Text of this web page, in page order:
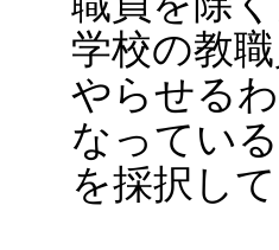
学校の教
やらせる
なってい
を採択し